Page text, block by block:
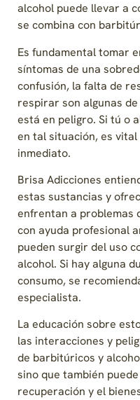
alcohol puede llevar a
se combina con
Es fundamental tomar
síntomas de una
confusión, la falta de
respirar son algunas
está en peligro. Si tú o
en tal situación, es
inmediato.
Brisa Adicciones
estas sustancias y
enfrentan a problemas
con ayuda profesional
pueden surgir del uso
alcohol. Si hay alguna
consumo, se
especialista.
La educación sobre
las interacciones y
de barbitúricos y
sino que también
recuperación y el